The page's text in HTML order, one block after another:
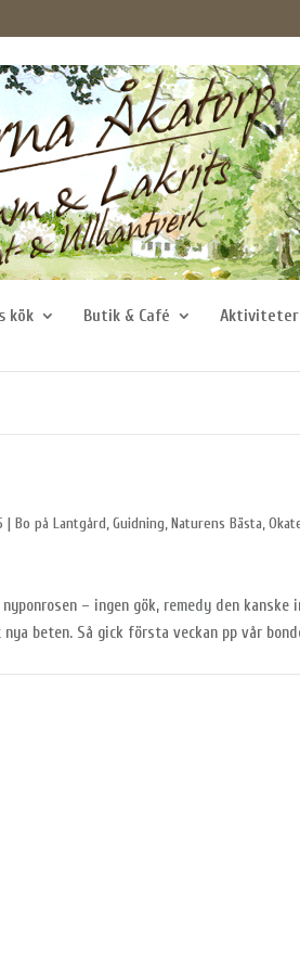
kök Butik & Café Aktiviteter
| Bo på Lantgård,Guidning,Naturens Bästa,
– ingen gök, remedyden kanske
beten. Så gick första veckan pp vår